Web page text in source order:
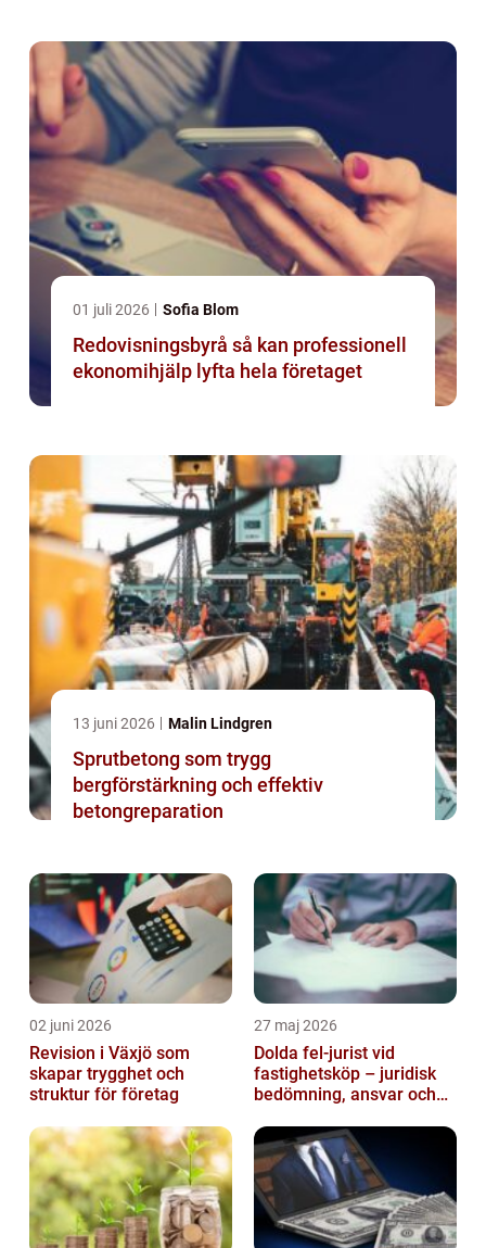
01 juli 2026 Sofia Blom
Redovisningsbyrå så kan professionell
ekonomihjälp lyfta hela företaget
13 juni 2026 Malin Lindgren
Sprutbetong som trygg
bergförstärkning och effektiv
betongreparation
02 juni 2026
Revision i Växjö som
skapar trygghet och
struktur för företag
27 maj 2026
Dolda fel-jurist vid
fastighetsköp – juridisk
bedömning, ansvar och
tvister...